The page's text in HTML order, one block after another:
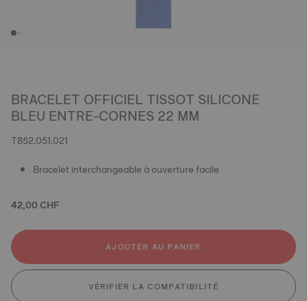
BRACELET OFFICIEL TISSOT SILICONE
BLEU ENTRE-CORNES 22 MM
T852.051.021
Bracelet interchangeable à ouverture facile
42,00 CHF
AJOUTER AU PANIER
VÉRIFIER LA COMPATIBILITÉ